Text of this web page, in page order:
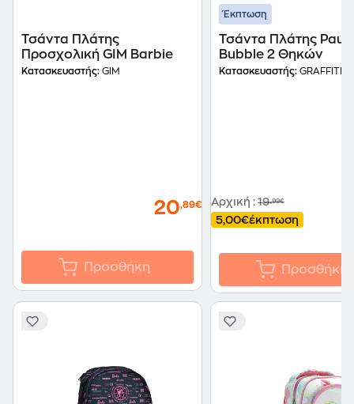
Τσάντα Πλάτης
Προσχολική GIM Barbie
Κατασκευαστής: GIM
20,89€
Προσθήκη
Έκπτωση
Τσάντα Πλάτης Paul
Bubble 2 Θηκών
Κατασκευαστής: GRAFFITI
Αρχική : 19,99€
5,00€έκπτωση
Προσθήκη